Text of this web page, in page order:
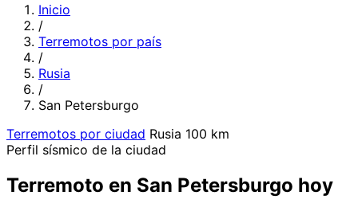
Inicio
/
Terremotos por país
/
Rusia
/
San Petersburgo
Terremotos por ciudad Rusia 100 km
Perfil sísmico de la ciudad
Terremoto en San Petersburgo hoy